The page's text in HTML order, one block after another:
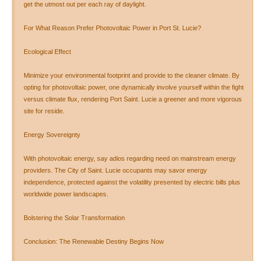
get the utmost out per each ray of daylight.
For What Reason Prefer Photovoltaic Power in Port St. Lucie?
Ecological Effect
Minimize your environmental footprint and provide to the cleaner climate. By
opting for photovoltaic power, one dynamically involve yourself within the fight
versus climate flux, rendering Port Saint. Lucie a greener and more vigorous
site for reside.
Energy Sovereignty
With photovoltaic energy, say adios regarding need on mainstream energy
providers. The City of Saint. Lucie occupants may savor energy
independence, protected against the volatility presented by electric bills plus
worldwide power landscapes.
Bolstering the Solar Transformation
Conclusion: The Renewable Destiny Begins Now